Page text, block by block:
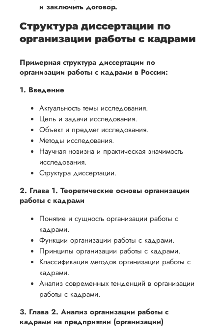
и заключить договор.
Структура диссертации по
организации работы с кадрами
Примерная структура диссертации по
организации работы с кадрами в России:
1. Введение
Актуальность темы исследования.
Цель и задачи исследования.
Объект и предмет исследования.
Методы исследования.
Научная новизна и практическая значимость
исследования.
Структура диссертации.
2. Глава 1. Теоретические основы организации
работы с кадрами
Понятие и сущность организации работы с
кадрами.
Функции организации работы с кадрами.
Принципы организации работы с кадрами.
Классификация методов организации работы с
кадрами.
Анализ современных тенденций в организации
работы с кадрами.
3. Глава 2. Анализ организации работы с
кадрами на предприятии (организации)